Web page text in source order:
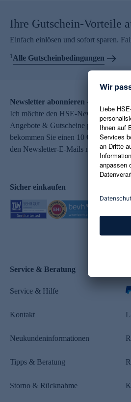
Ihre Gutschein-Vorteile
Einfach einlösen und sofort sparen.
1Alle Gutscheinbedingungen
Newsletter abonnieren – 10 €
Ich möchte den HSE-Newsletter
Angebote & Gutscheine per E-Mail
bekommen Sie einen 10 € Gutschein.
den Newsletter-E-Mails möglich.
Sicher einkaufen
Service & Beratung
Service & Hilfe
Kontakt
Neukundeninformationen
Tipps & Beratung
Storno & Rücknahme